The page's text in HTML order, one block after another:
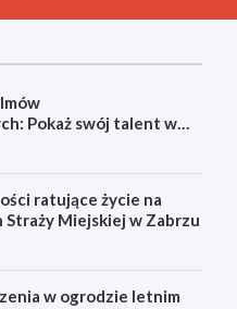
Pokaż swój talent w
ratujące życie na
Miejskiej w Zabrzu
w ogrodzie letnim